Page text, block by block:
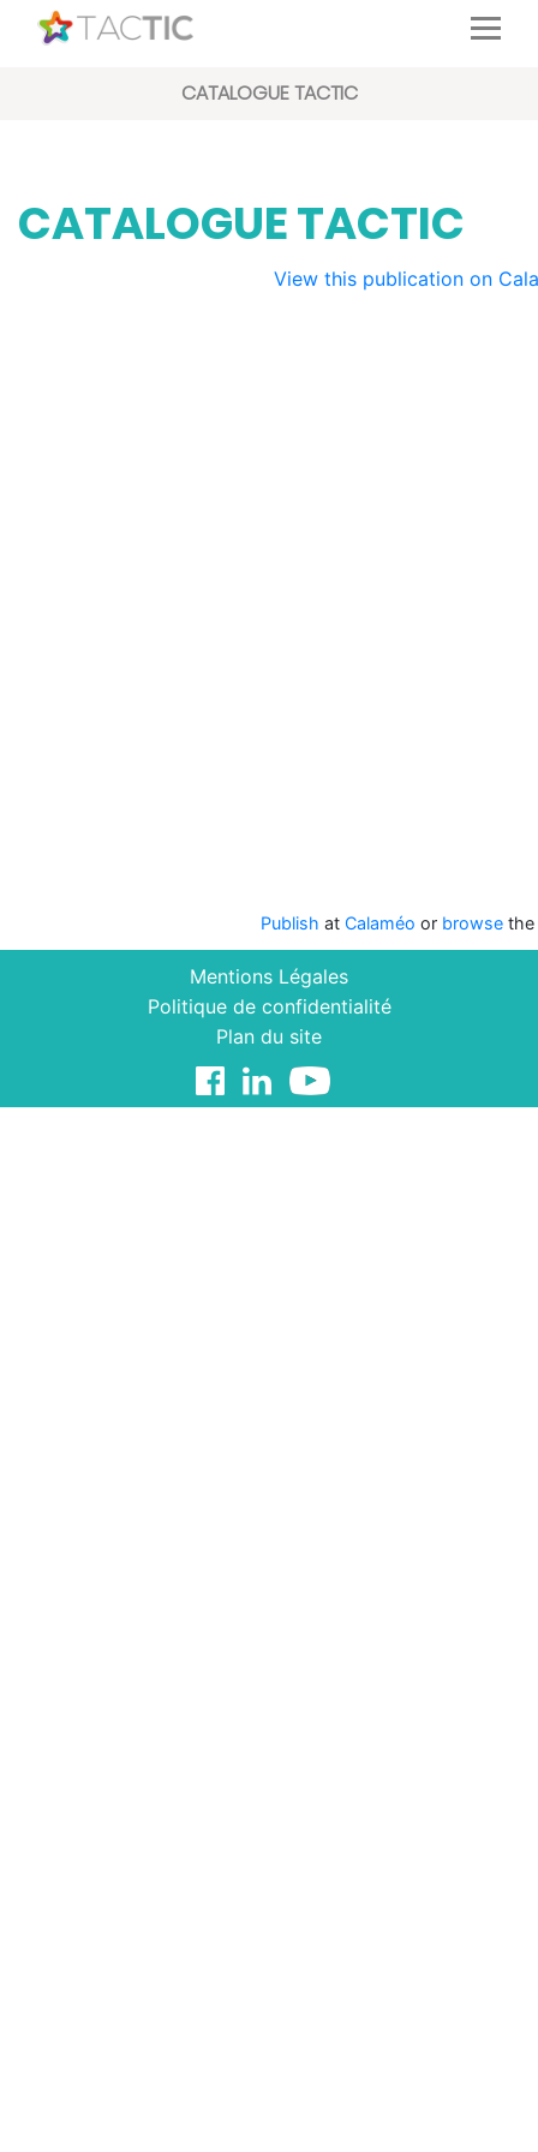
Contact
CATALOGUE TACTIC
CATALOGUE TACTIC
View this publication on
Publish at Calaméo or browsethe
Mentions Légales
Politique de confidentialité
Plan du site